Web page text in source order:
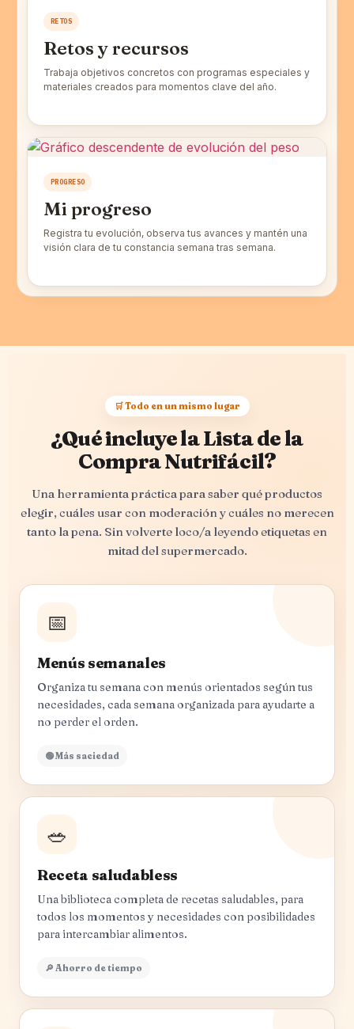
RETOS
Retos y recursos
Trabaja objetivos concretos con programas especiales y
materiales creados para momentos clave del año.
PROGRESO
Mi progreso
Registra tu evolución, observa tus avances y mantén una
visión clara de tu constancia semana tras semana.
🛒 Todo en un mismo lugar
¿Qué incluye la Lista de la
Compra Nutrifácil?
Una herramienta práctica para saber qué productos
elegir, cuáles usar con moderación y cuáles no merecen
tanto la pena. Sin volverte loco/a leyendo etiquetas en
mitad del supermercado.
📅
Menús semanales
Organiza tu semana con menús orientados según tus
necesidades, cada semana organizada para ayudarte a
no perder el orden.
🟢 Más saciedad
🥗
Receta saludabless
Una biblioteca completa de recetas saludables, para
todos los momentos y necesidades con posibilidades
para intercambiar alimentos.
🔎 Ahorro de tiempo